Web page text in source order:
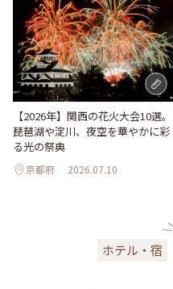
【2026年】関西の花火大会10選。
琵琶湖や淀川、夜空を華やかに彩
る光の祭典
京都府 2026.07.10
ホテル・宿